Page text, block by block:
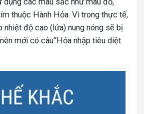
thuộc Hành Hỏa. Vì trong thực tế,
nhiệt độ cao (lửa) nung nóng sẽ bị
mới có câu“Hỏa nhập tiêu diệt